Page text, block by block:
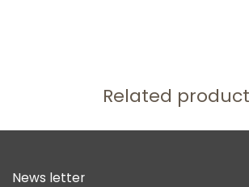
Related
News letter